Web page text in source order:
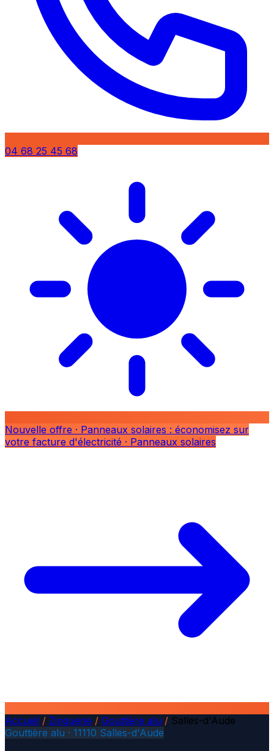
04 68 25 45 68
Nouvelle offre · Panneaux solaires : économisez sur
votre facture d'électricité · Panneaux solaires
Accueil / Zinguerie / Gouttière alu / Salles-d'Aude
Gouttière alu · 11110 Salles-d'Aude